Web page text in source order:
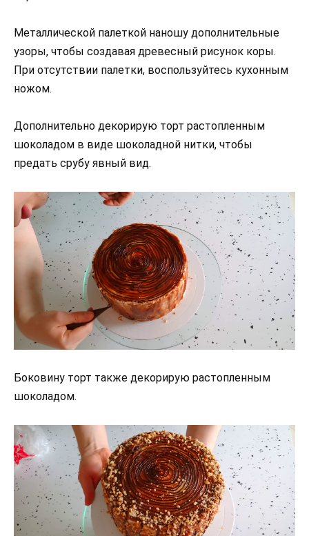
Металлической палеткой наношу дополнительные
узоры, чтобы создавая древесный рисунок коры.
При отсутствии палетки, воспользуйтесь кухонным
ножом.
Дополнительно декорирую торт растопленным
шоколадом в виде шоколадной нитки, чтобы
предать срубу явный вид.
Боковину торт также декорирую растопленным
шоколадом.